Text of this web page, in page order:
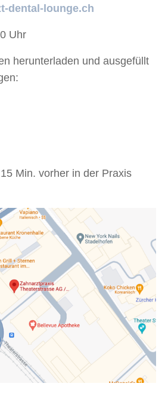
dental-lounge.ch
Uhr
herunterladen und ausgefüllt
Min. vorher in der Praxis